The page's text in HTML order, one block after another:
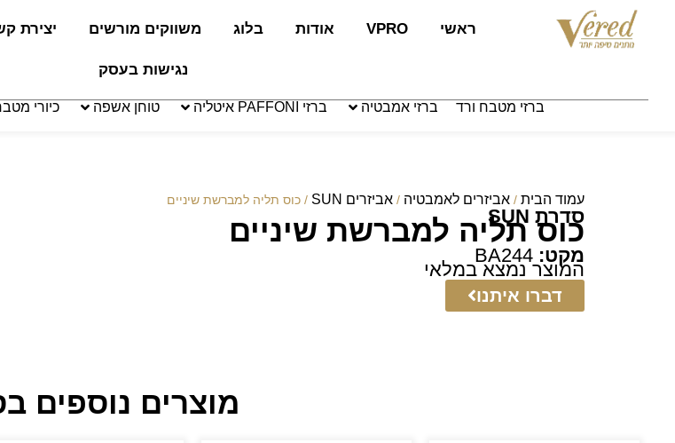
ראשי VPRO אודות בלוג משווקים מורשים יצירת
נגישות בעסק
ברזי מטבח ורד ברזי אמבטיה ברזי PAFFONI איטליה טוחן אשפה כיורי
עמוד הבית / אביזרים לאמבטיה / אביזרים SUN / כוס תליה למברשת שיניים
סדרת SUN
כוס תליה למברשת שיניים
מקט:
המוצר נמצא במלאי
דברו איתנו
מוצרים נוספים